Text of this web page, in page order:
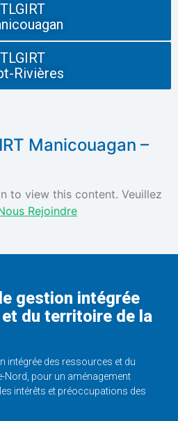
TLGIRT
TLGIRT
Rivières
Manicouagan –
to view this content. Veuillez
Rejoindre
gestion intégrée
du territoire de la
intégrée des ressources et du
Nord, pour un aménagement
intérêts et préoccupations des